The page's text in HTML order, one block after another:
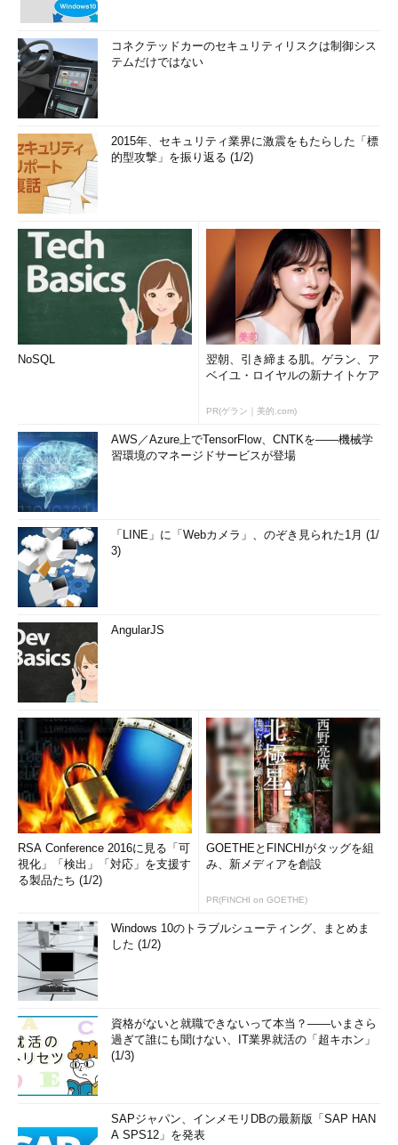
コネクテッドカーのセキュリティリスクは制御シス
テムだけではない
2015年、セキュリティ業界に激震をもたらした「標
的型攻撃」を振り返る (1/2)
NoSQL
翌朝、引き締まる肌。ゲラン、ア
ベイユ・ロイヤルの新ナイトケア
PR(ゲラン｜美的.com)
AWS／Azure上でTensorFlow、CNTKを――機械学
習環境のマネージドサービスが登場
「LINE」に「Webカメラ」、のぞき見られた1月 (1/
3)
AngularJS
RSA Conference 2016に見る「可
視化」「検出」「対応」を支援す
る製品たち (1/2)
GOETHEとFINCHIがタッグを組
み、新メディアを創設
PR(FINCHI on GOETHE)
Windows 10のトラブルシューティング、まとめま
した (1/2)
資格がないと就職できないって本当？――いまさら
過ぎて誰にも聞けない、IT業界就活の「超キホン」
(1/3)
SAPジャパン、インメモリDBの最新版「SAP HAN
A SPS12」を発表